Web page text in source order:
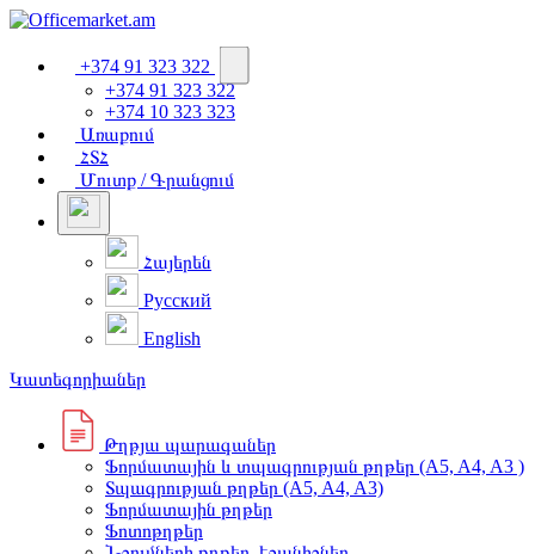
+374 91 323 322
+374 91 323 322
+374 10 323 323
Առաքում
ՀՏՀ
Մուտք / Գրանցում
Հայերեն
Русский
English
Կատեգորիաներ
Թղթյա պարագաներ
Ֆորմատային և տպագրության թղթեր (A5, A4, A3 )
Տպագրության թղթեր (A5, A4, A3)
Ֆորմատային թղթեր
Ֆոտոթղթեր